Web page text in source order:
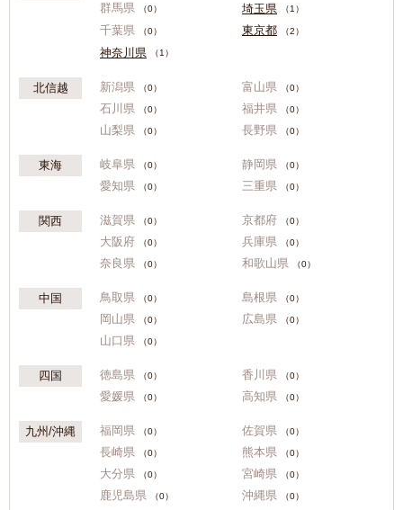
群馬県 （0） 埼玉県 （1）
千葉県 （0） 東京都 （2）
神奈川県 （1）
北信越 新潟県 （0） 富山県 （0）
石川県 （0） 福井県 （0）
山梨県 （0） 長野県 （0）
東海 岐阜県 （0） 静岡県 （0）
愛知県 （0） 三重県 （0）
関西 滋賀県 （0） 京都府 （0）
大阪府 （0） 兵庫県 （0）
奈良県 （0） 和歌山県 （0）
中国 鳥取県 （0） 島根県 （0）
岡山県 （0） 広島県 （0）
山口県 （0）
四国 徳島県 （0） 香川県 （0）
愛媛県 （0） 高知県 （0）
九州/沖縄 福岡県 （0） 佐賀県 （0）
長崎県 （0） 熊本県 （0）
大分県 （0） 宮崎県 （0）
鹿児島県 （0） 沖縄県 （0）